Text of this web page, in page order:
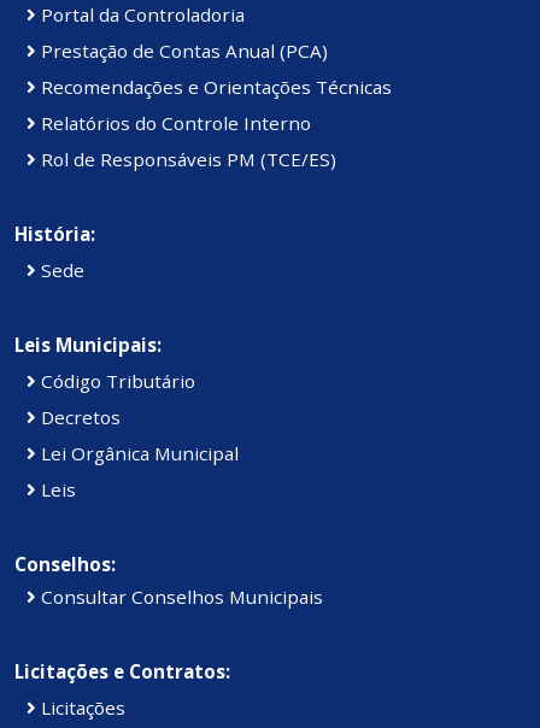
Portal da Controladoria
Prestação de Contas Anual (PCA)
Recomendações e Orientações Técnicas
Relatórios do Controle Interno
Rol de Responsáveis PM (TCE/ES)
História:
Sede
Leis Municipais:
Código Tributário
Decretos
Lei Orgânica Municipal
Leis
Conselhos:
Consultar Conselhos Municipais
Licitações e Contratos:
Licitações